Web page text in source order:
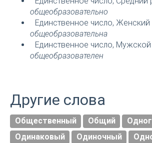
общеобразовательно
Единственное число, Женский
общеобразовательна
Единственное число, Мужской
общеобразователен
Другие слова
Общественный Общий
Одинаковый
Одиночный